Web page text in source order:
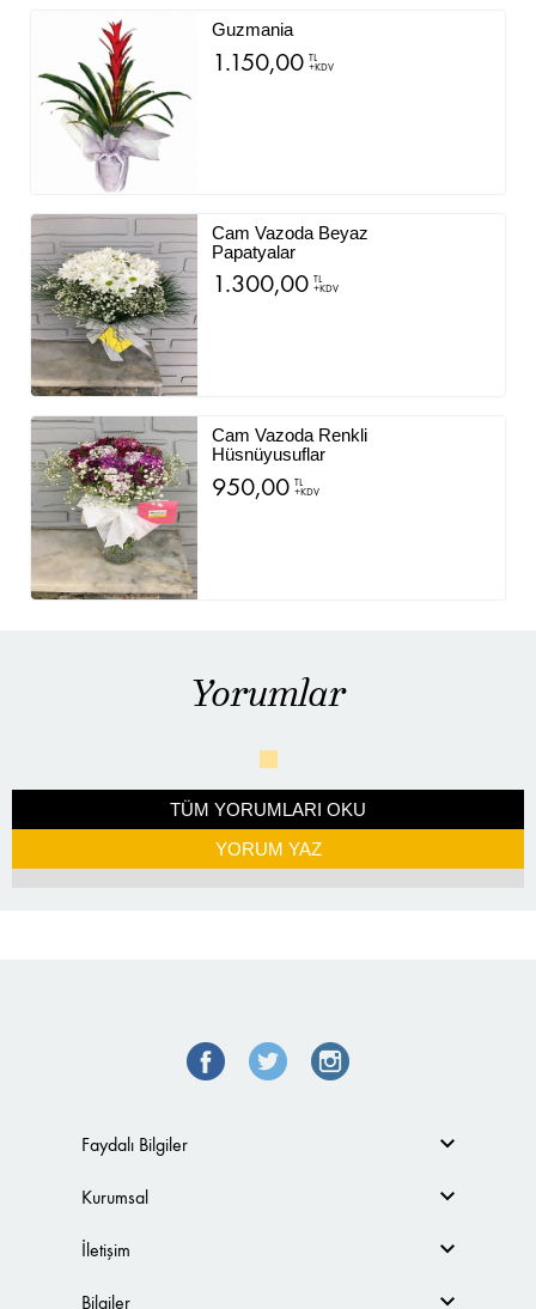
Guzmania
1.150,00 TL
+KDV
Cam Vazoda Beyaz
Papatyalar
1.300,00 TL
+KDV
Cam Vazoda Renkli
Hüsnüyusuflar
950,00 TL
+KDV
Yorumlar
TÜM YORUMLARI OKU
YORUM YAZ
Faydalı Bilgiler
Kurumsal
İletişim
Bilgiler